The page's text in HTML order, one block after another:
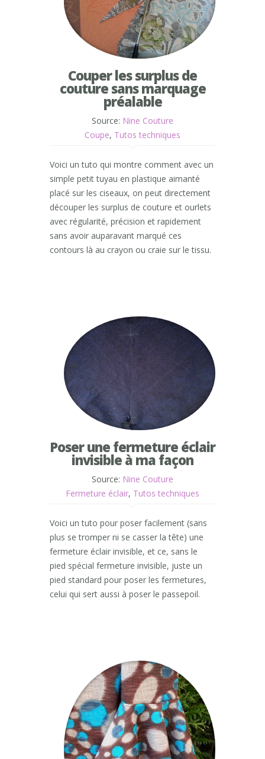
Couper les surplus de
couture sans marquage
préalable
Source: Nine Couture
Coupe, Tutos techniques
Voici un tuto qui montre comment avec un
simple petit tuyau en plastique aimanté
placé sur les ciseaux, on peut directement
découper les surplus de couture et ourlets
avec régularité, précision et rapidement
sans avoir auparavant marqué ces
contours là au crayon ou craie sur le tissu.
Poser une fermeture éclair
invisible à ma façon
Source: Nine Couture
Fermeture éclair, Tutos techniques
Voici un tuto pour poser facilement (sans
plus se tromper ni se casser la tête) une
fermeture éclair invisible, et ce, sans le
pied spécial fermeture invisible, juste un
pied standard pour poser les fermetures,
celui qui sert aussi à poser le passepoil.